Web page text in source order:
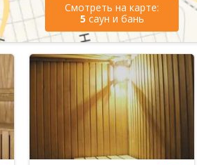
Смотреть на карте:
5 саун и бань